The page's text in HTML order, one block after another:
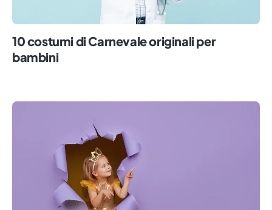
10 costumi di Carnevale originali per
bambini